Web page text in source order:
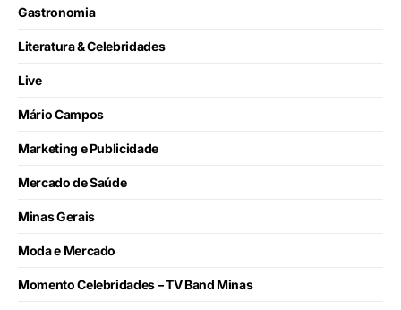
Gastronomia
Literatura & Celebridades
Live
Mário Campos
Marketing e Publicidade
Mercado de Saúde
Minas Gerais
Moda e Mercado
Momento Celebridades – TV Band Minas